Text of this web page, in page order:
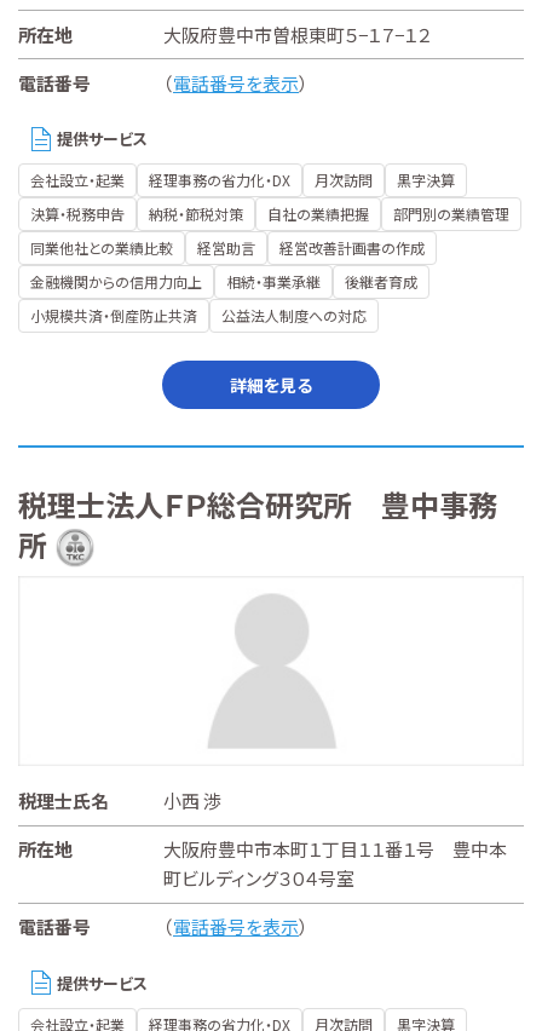
所在地
大阪府豊中市曽根東町５−１７−１２
電話番号
（電話番号を表示）
提供サービス
会社設立・起業 経理事務の省力化・DX 月次訪問
黒字決算
決算・税務申告
納税・節税対策 自社の業績把握
部門別の業績管理
同業他社との業績比較
経営助言
経営改善計画書の作成
金融機関からの信用力向上
相続・事業承継
後継者育成
小規模共済・倒産防止共済
公益法人制度への対応
詳細を見る
税理士法人ＦＰ総合研究所 豊中事務
所
税理士氏名
小西 渉
所在地
大阪府豊中市本町１丁目１１番１号 豊中本
町ビルディング３０４号室
電話番号
（電話番号を表示）
提供サービス
会社設立・起業 経理事務の省力化・DX 月次訪問 黒字決算